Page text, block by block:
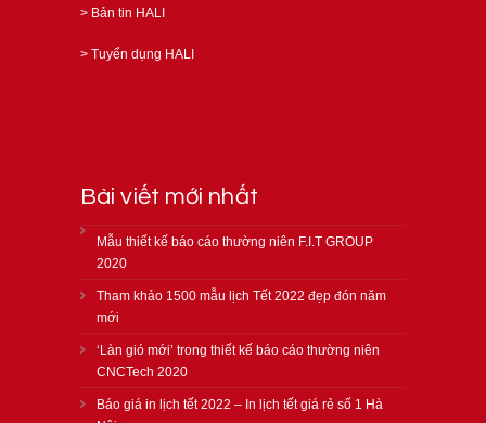
> Bản tin HALI
> Tuyển dụng HALI
Bài viết mới nhất
Mẫu thiết kế báo cáo thường niên F.I.T GROUP
2020
Tham khảo 1500 mẫu lịch Tết 2022 đẹp đón năm
mới
‘Làn gió mới’ trong thiết kế báo cáo thường niên
CNCTech 2020
Báo giá in lịch tết 2022 – In lịch tết giá rẻ số 1 Hà